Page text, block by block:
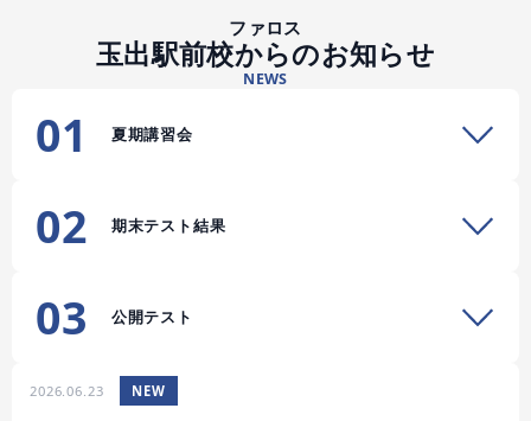
ファロス
玉出駅前校からのお知らせ
NEWS
01 夏期講習会
02 期末テスト結果
03 公開テスト
2026.06.23 NEW